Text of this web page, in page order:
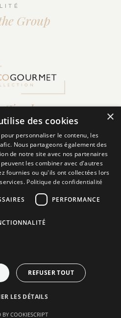
Group
Touch
Our
×
des cookies
personnaliser le contenu, les
Nous partageons également des
de notre site avec nos partenaires
les combiner avec d'autres
fournies ou qu'ils ont collectées lors
Politique de confidentialité
PERFORMANCE
REFUSER TOUT
LES DÉTAILS
BY COOKIESCRIPT